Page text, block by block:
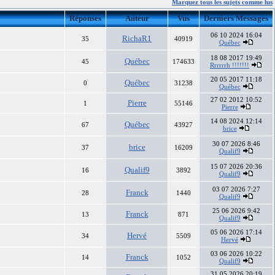
Marquez tous les sujets comme lus
Réponses Auteur Vus
Derniers Messages
35 RichaR1 40919
06 10 2024 16:04
Québec
45 Québec 174633
18 08 2017 19:49
Rrrrrrh !!!!!!!
0 Québec 31238
20 05 2017 11:18
Québec
1 Pierre 55146
27 02 2012 10:52
Pierre
67 Québec 43927
14 08 2024 12:14
brice
37 brice 16209
30 07 2026 8:46
Qualif9
16 Qualif9 3892
15 07 2026 20:36
Qualif9
28 Franck 1440
03 07 2026 7:27
Qualif9
13 Franck 871
25 06 2026 9:42
Qualif9
34 Hervé 5509
05 06 2026 17:14
Hervé
14 Franck 1052
03 06 2026 10:22
Qualif9